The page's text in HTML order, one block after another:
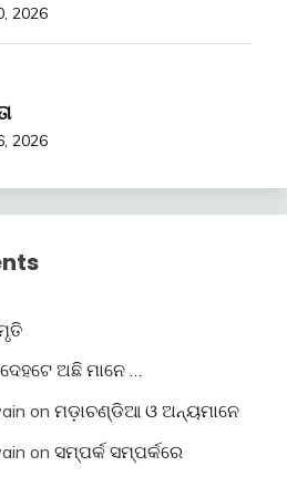
2026
2026
ଦେହଟେ ଅଛି ମାନେ …
on ମଡ଼ାଚଣ୍ଡିଆ ଓ ଅନ୍ୟମାନେ
on ସମ୍ପର୍କ ସମ୍ପର୍କରେ